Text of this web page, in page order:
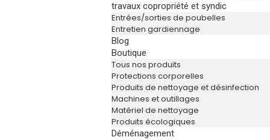
travaux copropriété et syndic
Entrées/sorties de poubelles
Entretien gardiennage
Blog
Boutique
Tous nos produits
Protections corporelles
Produits de nettoyage et désinfection
Machines et outillages
Matériel de nettoyage
Produits écologiques
Déménagement